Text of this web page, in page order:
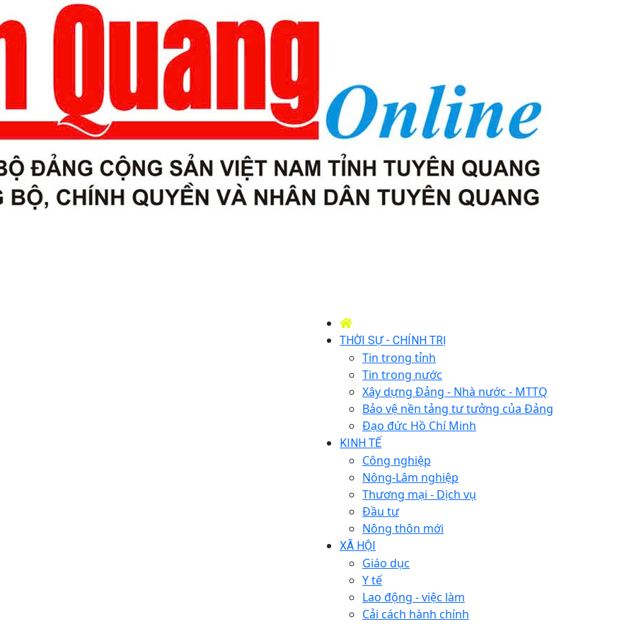
THỜI SỰ - CHÍNH TRỊ
Tin trong tỉnh
Tin trong nước
Xây dựng Đảng - Nhà nước - MTTQ
Bảo vệ nền tảng tư tưởng của Đảng
Đạo đức Hồ Chí Minh
KINH TẾ
Công nghiệp
Nông-Lâm nghiệp
Thương mại - Dịch vụ
Đầu tư
Nông thôn mới
XÃ HỘI
Giáo dục
Y tế
Lao động - việc làm
Cải cách hành chính